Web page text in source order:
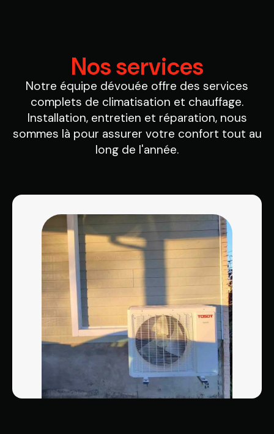
Nos services
Notre équipe dévouée offre des services
complets de climatisation et chauffage.
Installation, entretien et réparation, nous
sommes là pour assurer votre confort tout au
long de l'année.